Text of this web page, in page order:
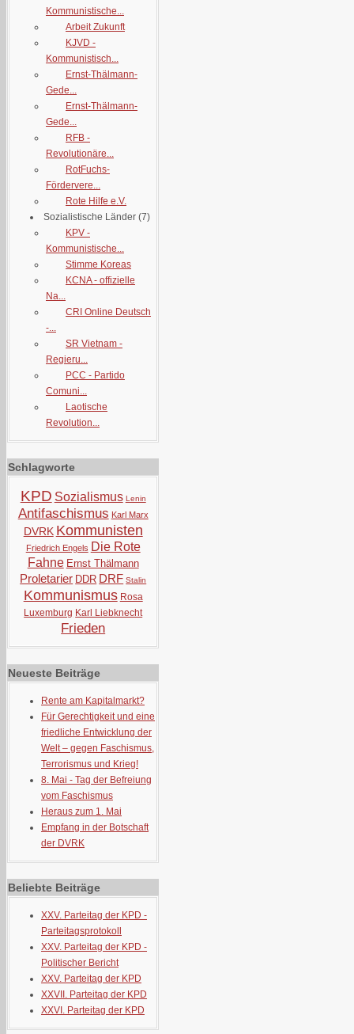
Kommunistische...
Arbeit Zukunft
KJVD -
Kommunistisch...
Ernst-Thälmann-
Gede...
Ernst-Thälmann-
Gede...
RFB -
Revolutionäre...
RotFuchs-
Fördervere...
Rote Hilfe e.V.
Sozialistische Länder (7)
KPV -
Kommunistische...
Stimme Koreas
KCNA - offizielle
Na...
CRI Online Deutsch
-...
SR Vietnam -
Regieru...
PCC - Partido
Comuni...
Laotische
Revolution...
Schlagworte
KPD Sozialismus Lenin
Antifaschismus Karl Marx
DVRK Kommunisten
Friedrich Engels Die Rote
Fahne Ernst Thälmann
Proletarier DDR DRF Stalin
Kommunismus Rosa
Luxemburg Karl Liebknecht
Frieden
Neueste Beiträge
Rente am Kapitalmarkt?
Für Gerechtigkeit und eine
friedliche Entwicklung der
Welt – gegen Faschismus,
Terrorismus und Krieg!
8. Mai - Tag der Befreiung
vom Faschismus
Heraus zum 1. Mai
Empfang in der Botschaft
der DVRK
Beliebte Beiträge
XXV. Parteitag der KPD -
Parteitagsprotokoll
XXV. Parteitag der KPD -
Politischer Bericht
XXV. Parteitag der KPD
XXVII. Parteitag der KPD
XXVI. Parteitag der KPD